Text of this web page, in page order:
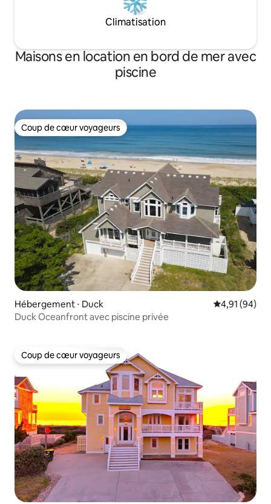
Climatisation
Maisons en location en bord de mer avec
piscine
Coup de cœur voyageurs
Coup de cœur voyageurs
Hébergement ⋅ Duck Évaluation
4,91 (94)
Duck Oceanfront avec piscine privée
Coup de cœur voyageurs
Coup de cœur voyageurs